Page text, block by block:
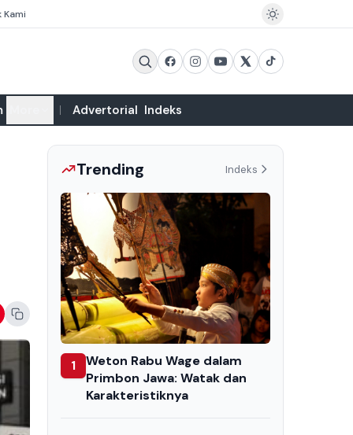
Kami
Advertorial Indeks
Trending Indeks
1
Weton Rabu Wage dalam
Primbon Jawa: Watak dan
Karakteristiknya